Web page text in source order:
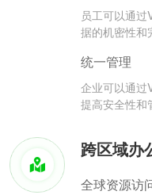
员工可以通
据的机密性和
统一管理
企业可以通过
提高安全性和
跨区域办
全球资源访